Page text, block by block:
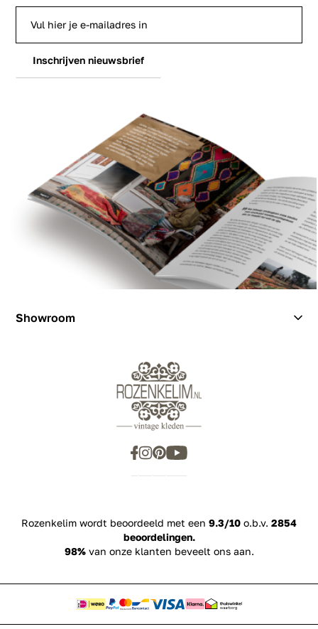
Showroom
Inschrijven nieuwsbrief
Rozenkelim wordt beoordeeld met een 9.3/10 o.b.v. 2854
beoordelingen.
98%van onze klanten beveelt ons aan.